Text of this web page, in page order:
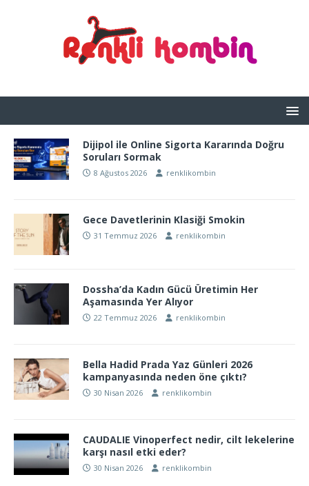
Dijipol ile Online Sigorta Kararında Doğru
Soruları Sormak
8 Ağustos 2026 renklikombin
Gece Davetlerinin Klasiği Smokin
31 Temmuz 2026 renklikombin
Dossha’da Kadın Gücü Üretimin Her
Aşamasında Yer Alıyor
22 Temmuz 2026 renklikombin
Bella Hadid Prada Yaz Günleri 2026
kampanyasında neden öne çıktı?
30 Nisan 2026 renklikombin
CAUDALIE Vinoperfect nedir, cilt lekelerine
karşı nasıl etki eder?
30 Nisan 2026 renklikombin